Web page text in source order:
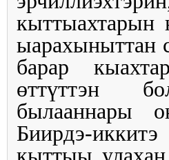
кыттыахтарын
ыарахыныттан
барар
өттүттэн
былааннары
Биирдэ-